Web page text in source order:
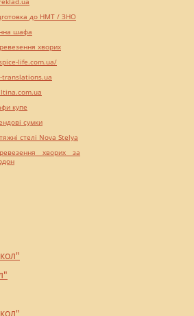
до НМТ / ЗНО
шафа
хворих
life.com.ua/
translations.ua
купе
сумки
стелі Nova Stelya
хворих за